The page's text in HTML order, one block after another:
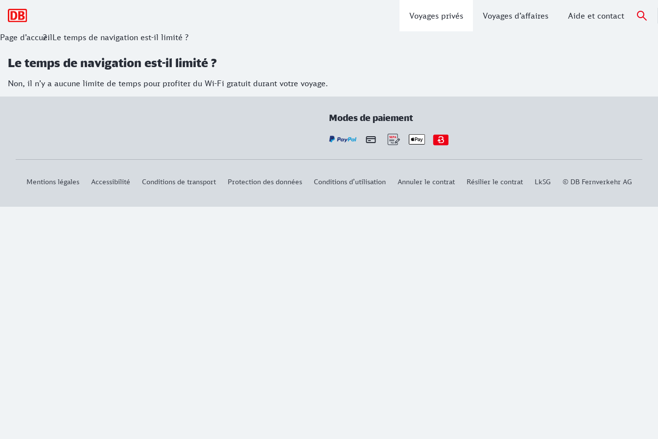
Voyages privés Voyages d’affaires Aide et contact
Page d’accueilLe temps de navigation est-il limité ?
Le temps de navigation est-il limité ?
Non, il n’y a aucune limite de temps pour profiter du Wi-Fi gratuit durant votre voyage.
Modes de paiement
Mentions légales Accessibilité Conditions de transport Protection des données Conditions d’utilisation Annuler le contrat Résilier le contrat LkSG © DB Fernverkehr AG